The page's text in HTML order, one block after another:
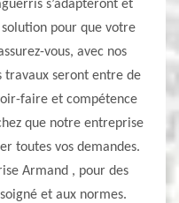
s’adapteront et
pour que votre
vous, avec nos
travaux seront entre de
faire et compétence
que notre entreprise
toutes vos demandes.
Armand , pour des
et aux normes.